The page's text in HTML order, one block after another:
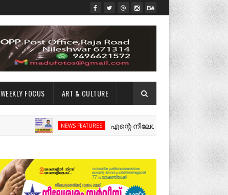
WEEKLY FOCUS ART & CULTURE
NEWS FEATURES എന്റെ നീലേശ്വരം:ഒരു റോഡ്